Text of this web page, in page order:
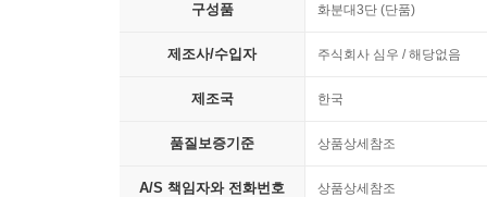
구성품 화분대3단 (단품)
제조사/수입자 주식회사 심우 / 해당없음
제조국 한국
품질보증기준 상품상세참조
A/S 책임자와 전화번호 상품상세참조